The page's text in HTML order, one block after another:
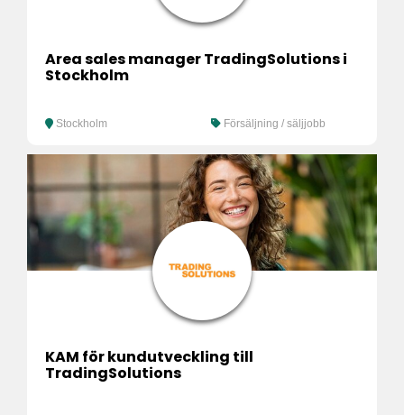
Area sales manager TradingSolutions i
Stockholm
Stockholm Försäljning / säljjobb
KAM för kundutveckling till
TradingSolutions